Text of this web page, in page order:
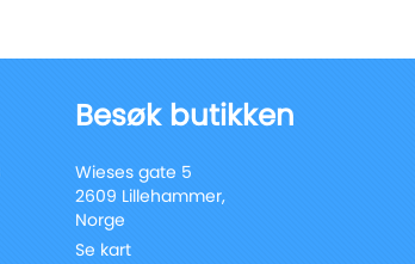
Besøk butikken
Wieses gate 5
2609 Lillehammer,
Norge
Se kart